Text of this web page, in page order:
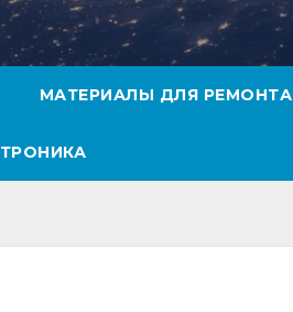
МАТЕРИАЛЫ ДЛЯ РЕМОНТА